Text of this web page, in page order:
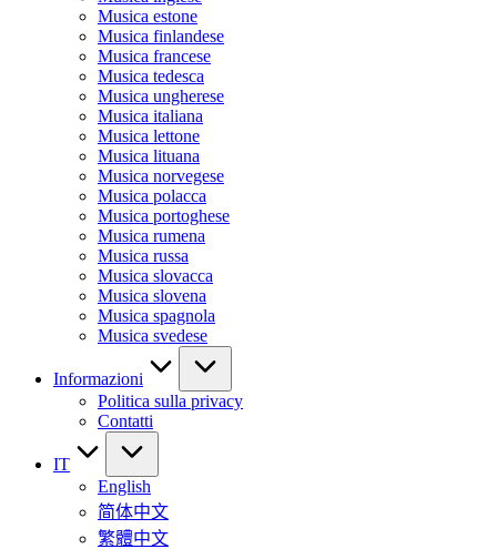
Musica estone
Musica finlandese
Musica francese
Musica tedesca
Musica ungherese
Musica italiana
Musica lettone
Musica lituana
Musica norvegese
Musica polacca
Musica portoghese
Musica rumena
Musica russa
Musica slovacca
Musica slovena
Musica spagnola
Musica svedese
Informazioni
Politica sulla privacy
Contatti
IT
English
简体中文
繁體中文